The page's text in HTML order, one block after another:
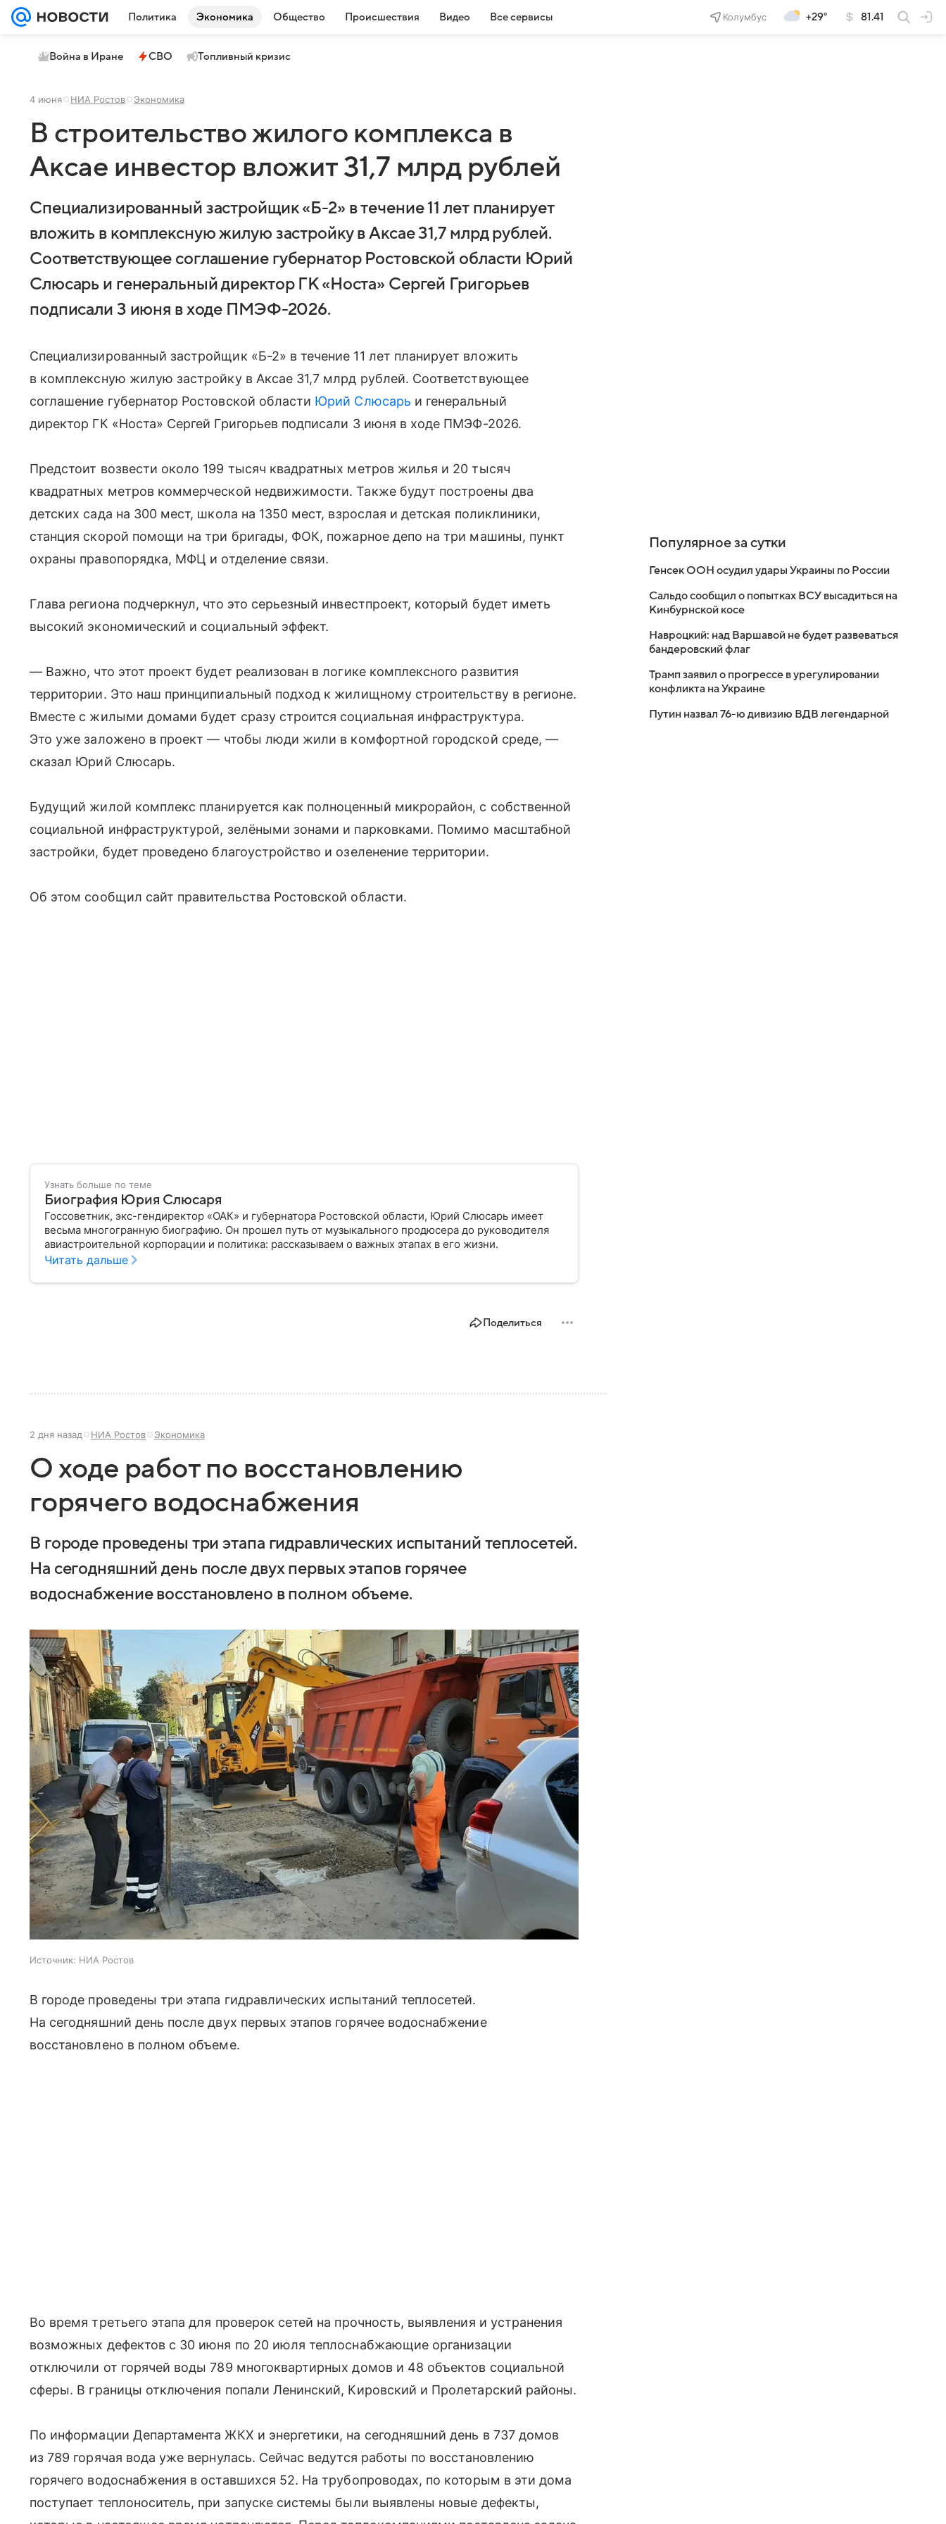
Политика Экономика Общество Происшествия Видео Все сервисы Колумбус +29° 81.41
Война в Иране СВО Топливный кризис
4 июня НИА Ростов Экономика
В строительство жилого комплекса в
Аксае инвестор вложит 31,7 млрд рублей
Специализированный застройщик «Б-2» в течение 11 лет планирует
вложить в комплексную жилую застройку в Аксае 31,7 млрд рублей.
Соответствующее соглашение губернатор Ростовской области Юрий
Слюсарь и генеральный директор ГК «Носта» Сергей Григорьев
подписали 3 июня в ходе ПМЭФ-2026.
Специализированный застройщик «Б-2» в течение 11 лет планирует вложить
в комплексную жилую застройку в Аксае 31,7 млрд рублей. Соответствующее
соглашение губернатор Ростовской области Юрий Слюсарь и генеральный
директор ГК «Носта» Сергей Григорьев подписали 3 июня в ходе ПМЭФ-2026.
Предстоит возвести около 199 тысяч квадратных метров жилья и 20 тысяч
квадратных метров коммерческой недвижимости. Также будут построены два
детских сада на 300 мест, школа на 1350 мест, взрослая и детская поликлиники,
станция скорой помощи на три бригады, ФОК, пожарное депо на три машины, пункт
охраны правопорядка, МФЦ и отделение связи.
Глава региона подчеркнул, что это серьезный инвестпроект, который будет иметь
высокий экономический и социальный эффект.
— Важно, что этот проект будет реализован в логике комплексного развития
территории. Это наш принципиальный подход к жилищному строительству в регионе.
Вместе с жилыми домами будет сразу строится социальная инфраструктура.
Это уже заложено в проект — чтобы люди жили в комфортной городской среде, —
сказал Юрий Слюсарь.
Будущий жилой комплекс планируется как полноценный микрорайон, с собственной
социальной инфраструктурой, зелёными зонами и парковками. Помимо масштабной
застройки, будет проведено благоустройство и озеленение территории.
Об этом сообщил сайт правительства Ростовской области.
Узнать больше по теме
Биография Юрия Слюсаря
Госсоветник, экс-гендиректор «ОАК» и губернатора Ростовской области, Юрий Слюсарь имеет
весьма многогранную биографию. Он прошел путь от музыкального продюсера до руководителя
авиастроительной корпорации и политика: рассказываем о важных этапах в его жизни.
Читать дальше
Поделиться
2 дня назад НИА Ростов Экономика
О ходе работ по восстановлению
горячего водоснабжения
В городе проведены три этапа гидравлических испытаний теплосетей.
На сегодняшний день после двух первых этапов горячее
водоснабжение восстановлено в полном объеме.
Источник: НИА Ростов
В городе проведены три этапа гидравлических испытаний теплосетей.
На сегодняшний день после двух первых этапов горячее водоснабжение
восстановлено в полном объеме.
Во время третьего этапа для проверок сетей на прочность, выявления и устранения
возможных дефектов с 30 июня по 20 июля теплоснабжающие организации
отключили от горячей воды 789 многоквартирных домов и 48 объектов социальной
сферы. В границы отключения попали Ленинский, Кировский и Пролетарский районы.
По информации Департамента ЖКХ и энергетики, на сегодняшний день в 737 домов
из 789 горячая вода уже вернулась. Сейчас ведутся работы по восстановлению
горячего водоснабжения в оставшихся 52. На трубопроводах, по которым в эти дома
поступает теплоноситель, при запуске системы были выявлены новые дефекты,
Популярное за сутки
Генсек ООН осудил удары Украины по России
Сальдо сообщил о попытках ВСУ высадиться на
Кинбурнской косе
Навроцкий: над Варшавой не будет развеваться
бандеровский флаг
Трамп заявил о прогрессе в урегулировании
конфликта на Украине
Путин назвал 76-ю дивизию ВДВ легендарной